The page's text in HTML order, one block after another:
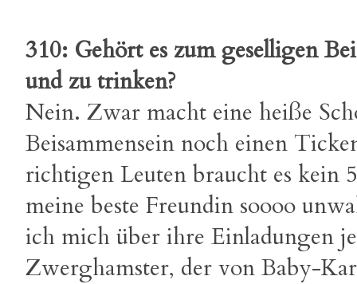
310: Gehört es zum geselligen
und zu trinken?
Nein. Zwar macht eine heiße
Beisammensein noch einen
richtigen Leuten braucht es kein
meine beste Freundin soooo
ich mich über ihre Einladungen
Zwerghamster, der von Baby-